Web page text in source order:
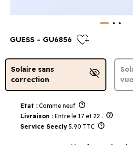
GUESS - GU6856 heart_plus
Solaire sans
correction
visibility_off
vue
Etat : Comme neuf help
Livraison : Entre le 17 et 22 . help
Service Seecly 5.90 TTC help